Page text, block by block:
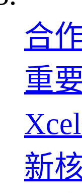
合
重
新